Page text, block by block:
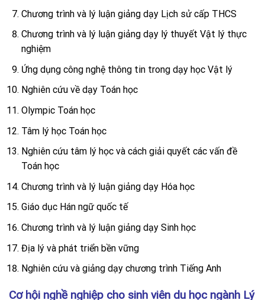
Chương trình và lý luận giảng dạy Lịch sử cấp THCS
Chương trình và lý luận giảng dạy lý thuyết Vật lý thực
nghiệm
Ứng dụng công nghệ thông tin trong dạy học Vật lý
Nghiên cứu về dạy Toán học
Olympic Toán học
Tâm lý học Toán học
Nghiên cứu tâm lý học và cách giải quyết các vấn đề
Toán học
Chương trình và lý luận giảng dạy Hóa học
Giáo dục Hán ngữ quốc tế
Chương trình và lý luận giảng dạy Sinh học
Địa lý và phát triển bền vững
Nghiên cứu và giảng dạy chương trình Tiếng Anh
Cơ hội nghề nghiệp cho sinh viên du học ngành Lý